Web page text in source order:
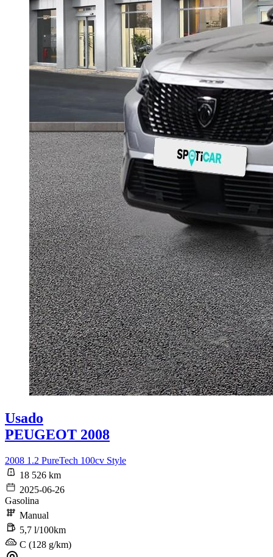
Usado
PEUGEOT 2008
2008 1.2 PureTech 100cv Style
18 526 km
2025-06-26
Gasolina
Manual
5,7 l/100km
C (128 g/km)